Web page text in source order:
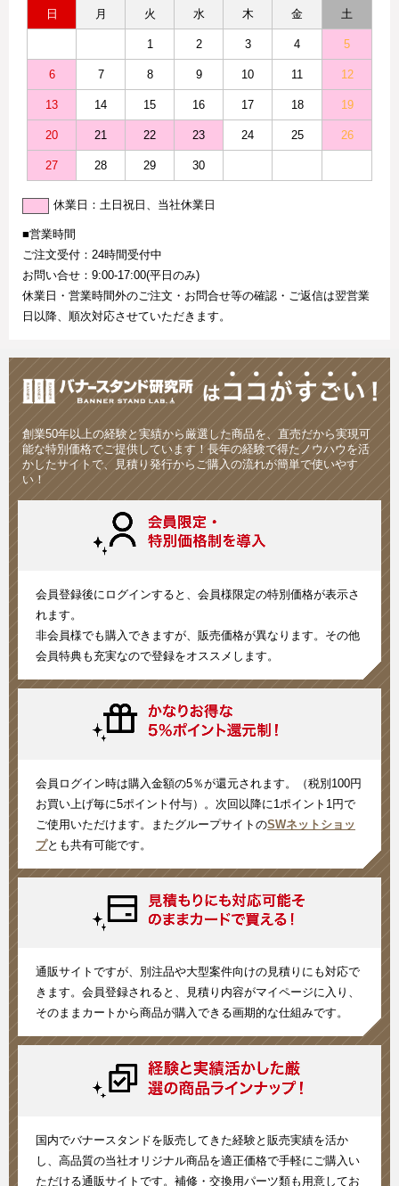
日
月 火 水 木 金 土
1 2 3 4 5
6 7 8 9 10 11 12
13 14 15 16 17 18 19
20 21 22 23 24 25 26
27 28 29 30
休業日：土日祝日、当社休業日
■営業時間
ご注文受付：24時間受付中
お問い合せ：9:00-17:00(平日のみ)
休業日・営業時間外のご注文・お問合せ等の確認・ご返信は翌営業
日以降、順次対応させていただきます。
創業50年以上の経験と実績から厳選した商品を、直売だから実現可
能な特別価格でご提供しています！長年の経験で得たノウハウを活
かしたサイトで、見積り発行からご購入の流れが簡単で使いやす
い！
会員登録後にログインすると、会員様限定の特別価格が表示さ
れます。
非会員様でも購入できますが、販売価格が異なります。その他
会員特典も充実なので登録をオススメします。
会員ログイン時は購入金額の5％が還元されます。（税別100円
お買い上げ毎に5ポイント付与）。次回以降に1ポイント1円で
ご使用いただけます。またグループサイトのSWネットショッ
プとも共有可能です。
通販サイトですが、別注品や大型案件向けの見積りにも対応で
きます。会員登録されると、見積り内容がマイページに入り、
そのままカートから商品が購入できる画期的な仕組みです。
国内でバナースタンドを販売してきた経験と販売実績を活か
し、高品質の当社オリジナル商品を適正価格で手軽にご購入い
ただける通販サイトです。補修・交換用パーツ類も用意してお